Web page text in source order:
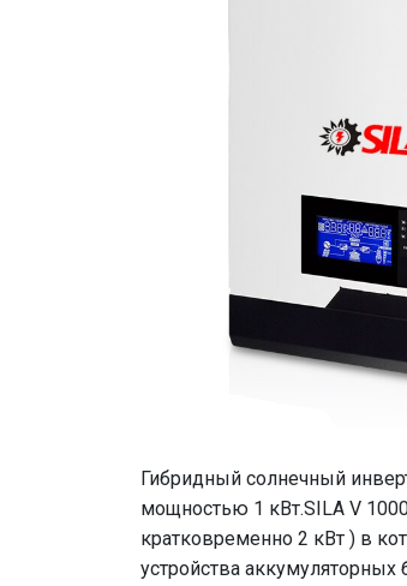
Гибридный солнечный
мощностью 1 кВт.SILA V
кратковременно 2 кВт ) в
устройства